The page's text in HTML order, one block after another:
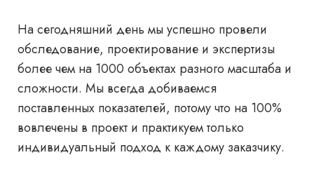
На сегодняшний день мы успешно провели
обследование, проектирование и экспертизы
более чем на 1000 объектах разного масштаба и
сложности. Мы всегда добиваемся
поставленных показателей, потому что на 100%
вовлечены в проект и практикуем только
индивидуальный подход к каждому заказчику.